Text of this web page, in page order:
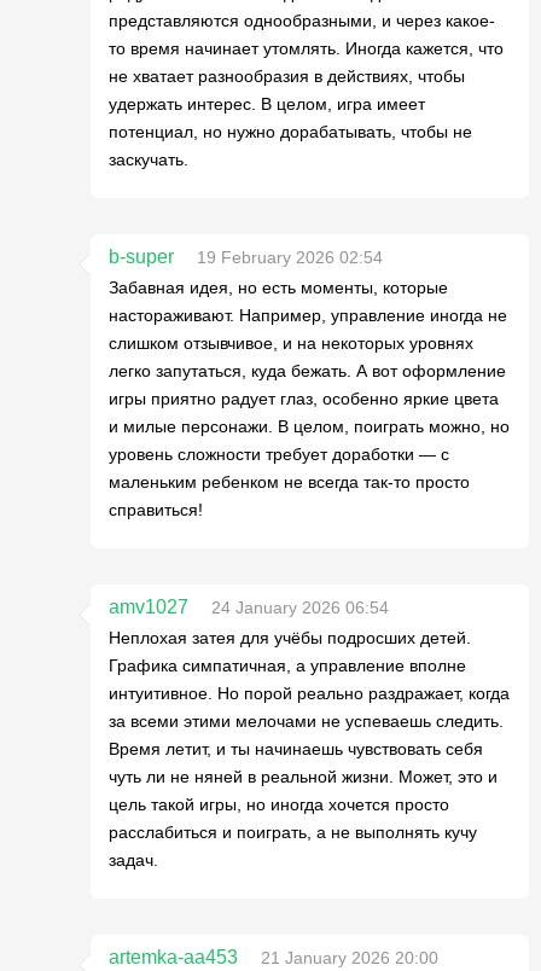
представляются однообразными, и через какое-
то время начинает утомлять. Иногда кажется, что
не хватает разнообразия в действиях, чтобы
удержать интерес. В целом, игра имеет
потенциал, но нужно дорабатывать, чтобы не
заскучать.
b-super
19 February 2026 02:54
Забавная идея, но есть моменты, которые
настораживают. Например, управление иногда не
слишком отзывчивое, и на некоторых уровнях
легко запутаться, куда бежать. А вот оформление
игры приятно радует глаз, особенно яркие цвета
и милые персонажи. В целом, поиграть можно, но
уровень сложности требует доработки — с
маленьким ребенком не всегда так-то просто
справиться!
amv1027
24 January 2026 06:54
Неплохая затея для учёбы подросших детей.
Графика симпатичная, а управление вполне
интуитивное. Но порой реально раздражает, когда
за всеми этими мелочами не успеваешь следить.
Время летит, и ты начинаешь чувствовать себя
чуть ли не няней в реальной жизни. Может, это и
цель такой игры, но иногда хочется просто
расслабиться и поиграть, а не выполнять кучу
задач.
artemka-aa453
21 January 2026 20:00